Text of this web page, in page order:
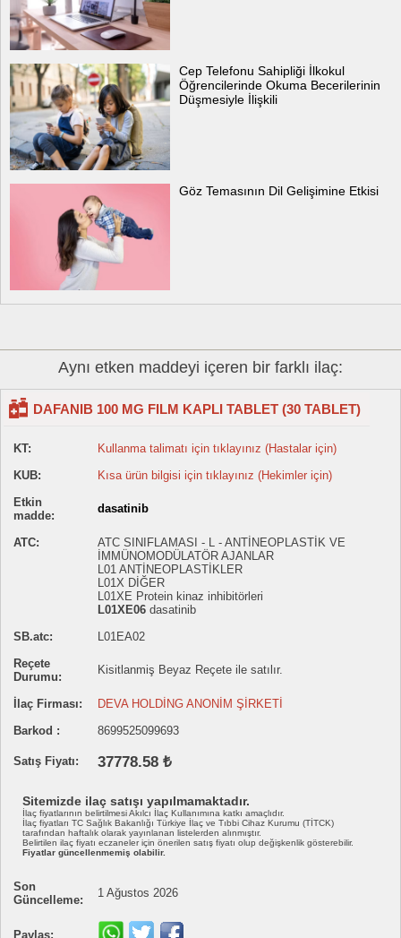
Cep Telefonu Sahipliği İlkokul
Öğrencilerinde Okuma Becerilerinin
Düşmesiyle İlişkili
Göz Temasının Dil Gelişimine Etkisi
Aynı etken maddeyi içeren bir farklı ilaç:
DAFANIB 100 MG FILM KAPLI TABLET (30 TABLET)
KT:
Kullanma talimatı için tıklayınız (Hastalar için)
KUB:
Kısa ürün bilgisi için tıklayınız (Hekimler için)
Etkin
madde:
dasatinib
ATC:
ATC SINIFLAMASI - L - ANTİNEOPLASTİK VE
İMMÜNOMODÜLATÖR AJANLAR
L01 ANTİNEOPLASTİKLER
L01X DİĞER
L01XE Protein kinaz inhibitörleri
L01XE06 dasatinib
SB.atc:
L01EA02
Reçete
Durumu:
Kisitlanmiş Beyaz Reçete ile satılır.
İlaç Firması:
DEVA HOLDİNG ANONİM ŞİRKETİ
Barkod :
8699525099693
Satış Fiyatı: 37778.58 ₺
Sitemizde ilaç satışı yapılmamaktadır.
İlaç fiyatlarının belirtilmesi Akılcı İlaç Kullanımına katkı amaçlıdır.
İlaç fiyatları TC Sağlık Bakanlığı Türkiye İlaç ve Tıbbi Cihaz Kurumu (TİTCK)
tarafından haftalık olarak yayınlanan listelerden alınmıştır.
Belirtilen ilaç fiyatı eczaneler için önerilen satış fiyatı olup değişkenlik gösterebilir.
Fiyatlar güncellenmemiş olabilir.
Son
Güncelleme:
1 Ağustos 2026
Paylaş: